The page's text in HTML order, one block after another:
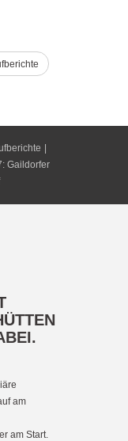
Gaildorfer
am
am Start.